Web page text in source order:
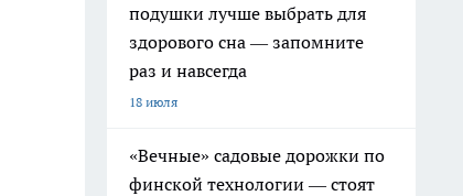
подушки лучше выбрать для
здорового сна — запомните
раз и навсегда
18 июля
«Вечные» садовые дорожки по
финской технологии — стоят